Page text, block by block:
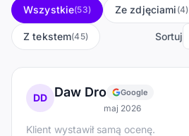
Wszystkie(53) Ze zdjęciami (4)
Z tekstem(45) Sortuj
DD Daw Dro Google
maj 2026
Klient wystawił samą ocenę.